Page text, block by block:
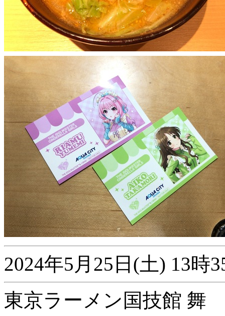
2024年5月25日(土) 13時
東京ラーメン国技館 舞